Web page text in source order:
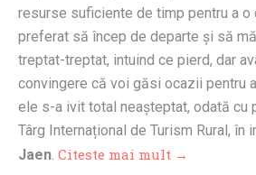
resurse suficiente de timp pentru a o
preferat să încep de departe și să
treptat-treptat, intuind ce pierd, dar
convingere că voi găsi ocazii pentru
ele s-a ivit total neașteptat, odată cu
Târg Internațional de Turism Rural, în
Jaen. Citeste mai mult →